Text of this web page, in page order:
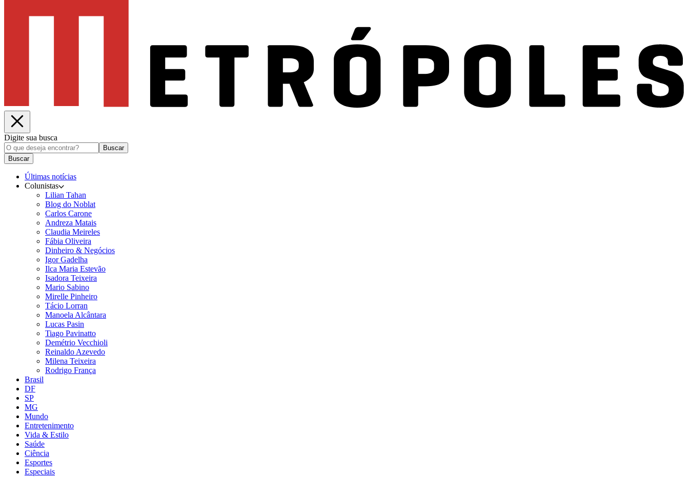
Digite sua busca
Buscar
Buscar
Últimas notícias
Colunistas
Lilian Tahan
Blog do Noblat
Carlos Carone
Andreza Matais
Claudia Meireles
Fábia Oliveira
Dinheiro & Negócios
Igor Gadelha
Ilca Maria Estevão
Isadora Teixeira
Mario Sabino
Mirelle Pinheiro
Tácio Lorran
Manoela Alcântara
Lucas Pasin
Tiago Pavinatto
Demétrio Vecchioli
Reinaldo Azevedo
Milena Teixeira
Rodrigo França
Brasil
DF
SP
MG
Mundo
Entretenimento
Vida & Estilo
Saúde
Ciência
Esportes
Especiais